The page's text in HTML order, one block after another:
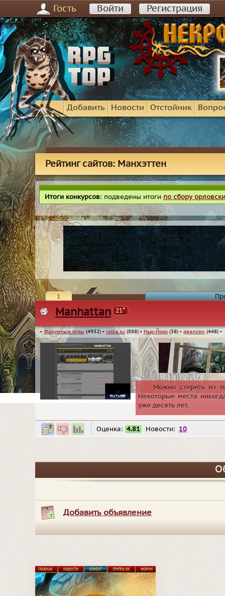
Гость Войти Регистрация
Добавить Новости Отстойник
Рейтинг сайтов: Манхэттен
Итоги конкурсов: подведены итоги по сбору
1
Manhattan 21+
▪Форумные игры (4932) ▪ rolka.su(888) ▪ Нью-Йорк(38) ▪ реализм (448) ▪
Можно стереть из
Некоторые места
уже десять лет.
Оценка: 4.81 Новости: 10
Добавить объявление